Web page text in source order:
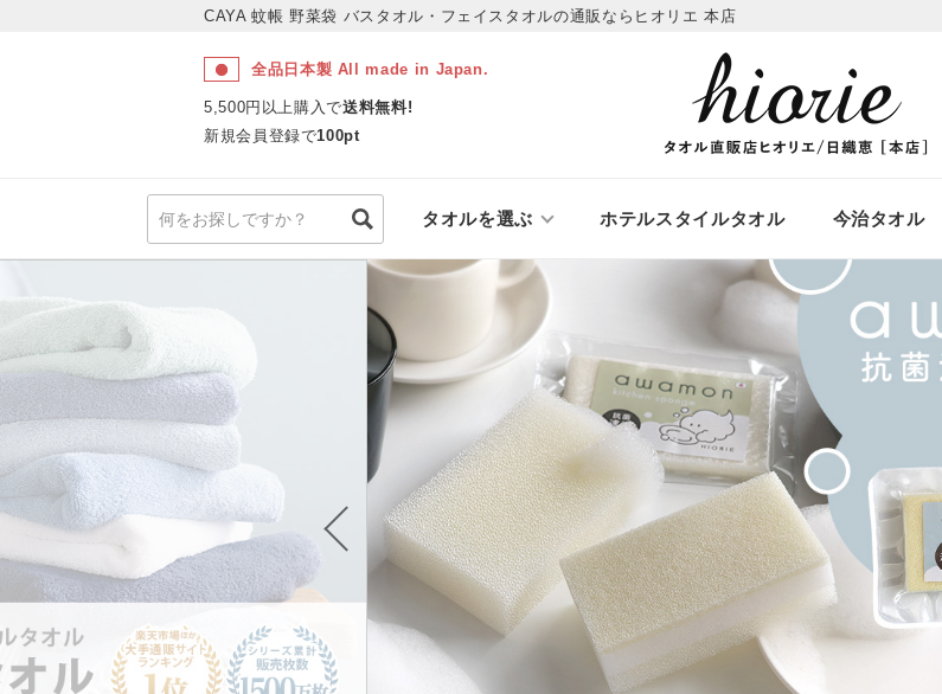
CAYA 蚊帳 野菜袋 バスタオル・フェイスタオルの通販ならヒオリエ 本店
全品日本製 All made in Japan.
5,500円以上購入で送料無料!
新規会員登録で100pt
タオルを選ぶ ホテルスタイルタオル 今治タオル